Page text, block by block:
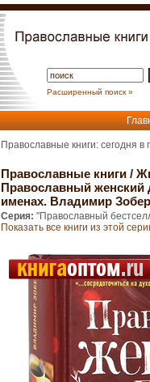
Расширенный поиск »
Православные книги: сегодня
Православные книги /
Православный женский
именах. Владимир
Серия: "Православный
Показать все книги из этой